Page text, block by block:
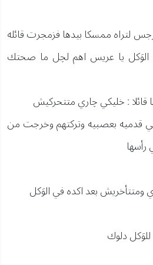
لتراه ممسكا بيدها فزمجرت قائله
يا عريس اهم لچل ما صحتك
: خليكي چاري متتحركيش
قدميه بعصبيه وتركتهم وخرجت من
ومتتأخريش بعد اكده في الوَكل
دلوك